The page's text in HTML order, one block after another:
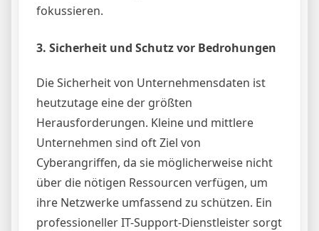
fokussieren.
3. Sicherheit und Schutz vor Bedrohungen
Die Sicherheit von Unternehmensdaten ist
heutzutage eine der größten
Herausforderungen. Kleine und mittlere
Unternehmen sind oft Ziel von
Cyberangriffen, da sie möglicherweise nicht
über die nötigen Ressourcen verfügen, um
ihre Netzwerke umfassend zu schützen. Ein
professioneller IT-Support-Dienstleister sorgt